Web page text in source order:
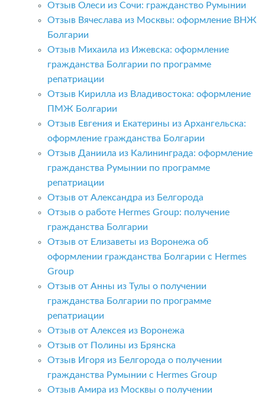
Отзыв Олеси из Сочи: гражданство Румынии
Отзыв Вячеслава из Москвы: оформление ВНЖ
Болгарии
Отзыв Михаила из Ижевска: оформление
гражданства Болгарии по программе
репатриации
Отзыв Кирилла из Владивостока: оформление
ПМЖ Болгарии
Отзыв Евгения и Екатерины из Архангельска:
оформление гражданства Болгарии
Отзыв Даниила из Калининграда: оформление
гражданства Румынии по программе
репатриации
Отзыв от Александра из Белгорода
Отзыв о работе Hermes Group: получение
гражданства Болгарии
Отзыв от Елизаветы из Воронежа об
оформлении гражданства Болгарии с Hermes
Group
Отзыв от Анны из Тулы о получении
гражданства Болгарии по программе
репатриации
Отзыв от Алексея из Воронежа
Отзыв от Полины из Брянска
Отзыв Игоря из Белгорода о получении
гражданства Румынии с Hermes Group
Отзыв Амира из Москвы о получении